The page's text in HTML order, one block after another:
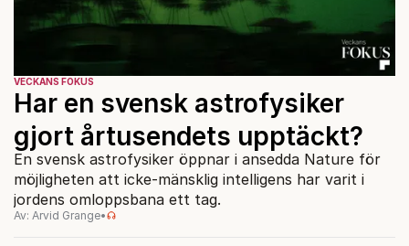
VECKANS FOKUS
Har en svensk astrofysiker
gjort årtusendets upptäckt?
En svensk astrofysiker öppnar i ansedda Nature för
möjligheten att icke-mänsklig intelligens har varit i
jordens omloppsbana ett tag.
Av: Arvid Grange•